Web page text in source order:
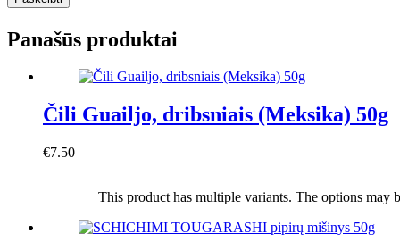
Panašūs produktai
Čili Guailjo, dribsniais (Meksika) 50g
€7.50
This product has multiple variants. The options may